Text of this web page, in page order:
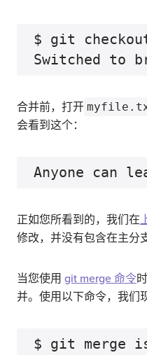
$ git
合并前，打开
会看到这个：
正如您所看到的，我们在
修改，并没有包含在主分
当您使用 git merge 命令
并。使用以下命令，我们
$ git merge